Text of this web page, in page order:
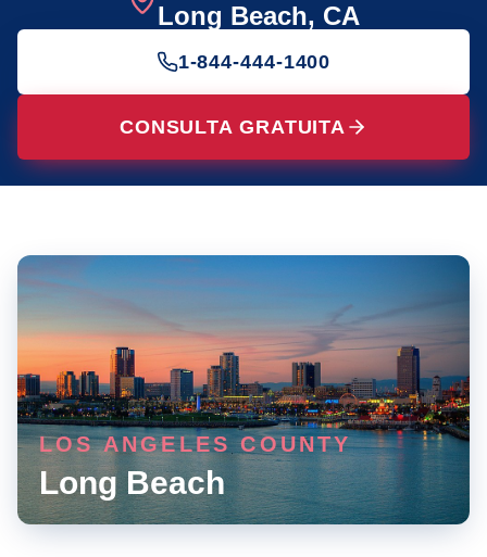
Long Beach, CA
1-844-444-1400
CONSULTA GRATUITA
LOS ANGELES COUNTY
Long Beach